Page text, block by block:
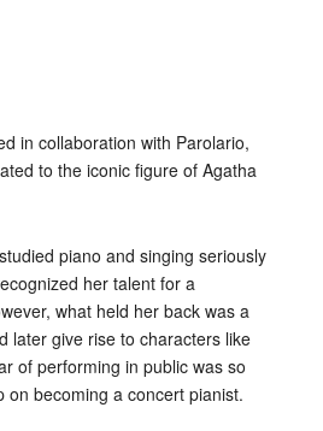
in collaboration with Parolario,
to the iconic figure of Agatha
piano and singing seriously
her talent for a
what held her back was a
later give rise to characters like
of performing in public was so
on becoming a concert pianist.